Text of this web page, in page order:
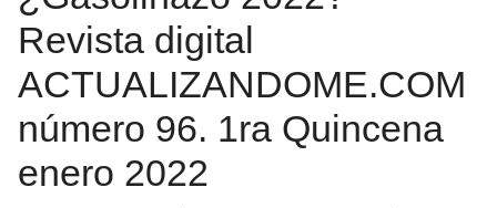
Revista digital
ACTUALIZANDOME.COM
número 96. 1ra Quincena
enero 2022